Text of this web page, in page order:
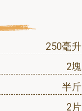
250毫升
2塊
半斤
2片